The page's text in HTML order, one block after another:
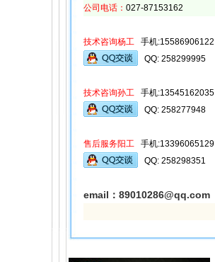
公司电话： 027-87153162
技术咨询杨工手机:15586906122
QQ: 258299995
技术咨询孙工手机:13545162035
QQ: 258277948
售后服务阳工手机:13396065129
QQ: 258298351
email：89010286@qq.com